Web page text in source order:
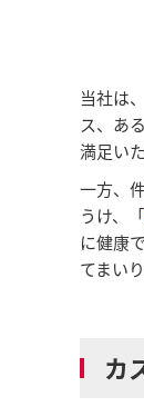
当社は
ス、あ
満足い
一方、
うけ、「
に健康
てまい
カ